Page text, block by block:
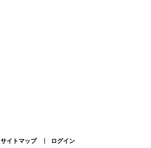
サイトマップ ログイン